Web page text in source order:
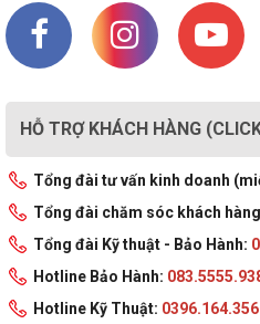
HỖ TRỢ KHÁCH HÀNG
Tổng đài tư vấn kinh doanh
Tổng đài chăm sóc khách
Tổng đài Kỹ thuật - Bảo Hành:
Hotline Bảo Hành:
Hotline Kỹ Thuật: 0396.164.356